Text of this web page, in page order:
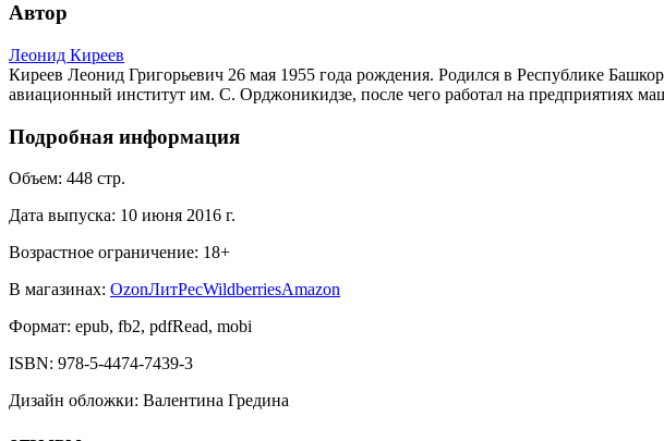
Автор
Леонид Киреев
Киреев Леонид Григорьевич 26 мая 1955 года рождения. Родился в Республике
авиационный институт им. С. Орджоникидзе, после чего работал на предприятиях
Подробная информация
Объем: 448 стр.
Дата выпуска: 10 июня 2016 г.
Возрастное ограничение: 18+
В магазинах: OzonЛитРесWildberriesAmazon
Формат: epub, fb2, pdfRead, mobi
ISBN: 978-5-4474-7439-3
Дизайн обложки: Валентина Гредина